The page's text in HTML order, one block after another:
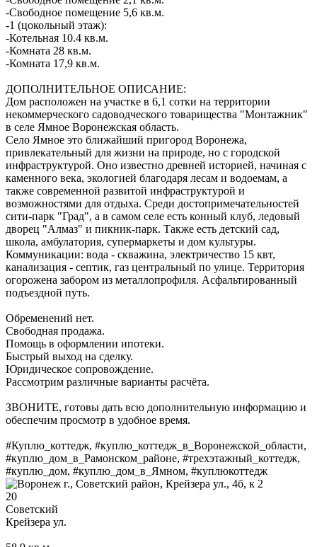
-Свободное помещение 5,6 кв.м.
-1 (цокольный этаж):
-Котельная 10.4 кв.м.
-Комната 28 кв.м.
-Комната 17,9 кв.м.
ДОПОЛНИТЕЛЬНОЕ ОПИСАНИЕ:
Дом расположен на участке в 6,1 сотки на территории
некоммерческого садоводческого товарищества "Монтажник"
в селе Ямное Воронежская область.
Село Ямное это ближайший пригород Воронежа,
привлекательный для жизни на природе, но с городской
инфраструктурой. Оно известно древней историей, начиная с
каменного века, экологией благодаря лесам и водоемам, а
также современной развитой инфраструктурой и
возможностями для отдыха. Среди достопримечательностей
сити-парк "Град", а в самом селе есть конный клуб, ледовый
дворец "Алмаз" и пикник-парк. Также есть детский сад,
школа, амбулатория, супермаркеты и дом культуры.
Коммуникации: вода - скважина, электричество 15 квт,
канализация - септик, газ центральный по улице. Территория
огорожена забором из металлопрофиля. Асфальтированный
подъездной путь.
Обременений нет.
Свободная продажа.
Помощь в оформлении ипотеки.
Быстрый выход на сделку.
Юридическое сопровождение.
Рассмотрим различные варианты расчёта.
ЗВОНИТЕ, готовы дать всю дополнительную информацию и
обеспечим просмотр в удобное время.
#Куплю_коттедж, #куплю_коттедж_в_Воронежской_области,
#куплю_дом_в_Рамонском_районе, #трехэтажный_коттедж,
#куплю_дом, #куплю_дом_в_Ямном, #куплюкоттедж
20
Советский
Крейзера ул.